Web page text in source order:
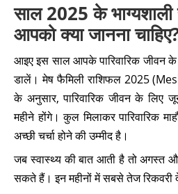
साल 2025 के
आपको क्या जानना
आइए इस साल आपके पारिवारिक जीवन
डालें। मेष फैमिली राशिफल 2025
के अनुसार, पारिवारिक जीवन के लिए
महीने होंगे। कुल मिलाकर पारिवारिक
अच्छी चर्चा होने की उम्मीद है।
जब स्वास्थ्य की बात आती है तो अगस्त
सकते हैं। इन महीनों में सबसे तेज रिकवरी